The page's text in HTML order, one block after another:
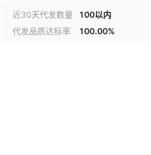
近30天代发数量 100以内
代发品质达标率
100.00%